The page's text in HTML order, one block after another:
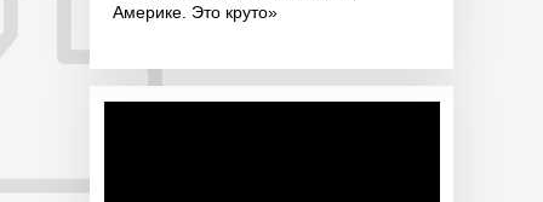
Америке. Это круто»